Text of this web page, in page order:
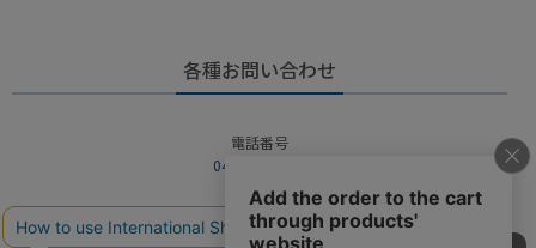
各種お問い合わせ
電話番号
045-949-2451
営業時間
10：00～19：00